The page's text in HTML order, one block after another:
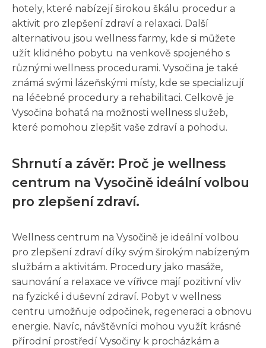
hotely, které nabízejí širokou škálu procedur a
aktivit pro zlepšení zdraví a relaxaci. Další
alternativou jsou wellness farmy, kde si můžete
užít klidného pobytu na venkově spojeného s
různými wellness procedurami. Vysočina je také
známá svými lázeňskými místy, kde se specializují
na léčebné procedury a rehabilitaci. Celkově je
Vysočina bohatá na možnosti wellness služeb,
které pomohou zlepšit vaše zdraví a pohodu.
Shrnutí a závěr: Proč je wellness
centrum na Vysočině ideální volbou
pro zlepšení zdraví.
Wellness centrum na Vysočině je ideální volbou
pro zlepšení zdraví díky svým širokým nabízeným
službám a aktivitám. Procedury jako masáže,
saunování a relaxace ve vířivce mají pozitivní vliv
na fyzické i duševní zdraví. Pobyt v wellness
centru umožňuje odpočinek, regeneraci a obnovu
energie. Navíc, návštěvníci mohou využít krásné
přírodní prostředí Vysočiny k procházkám a